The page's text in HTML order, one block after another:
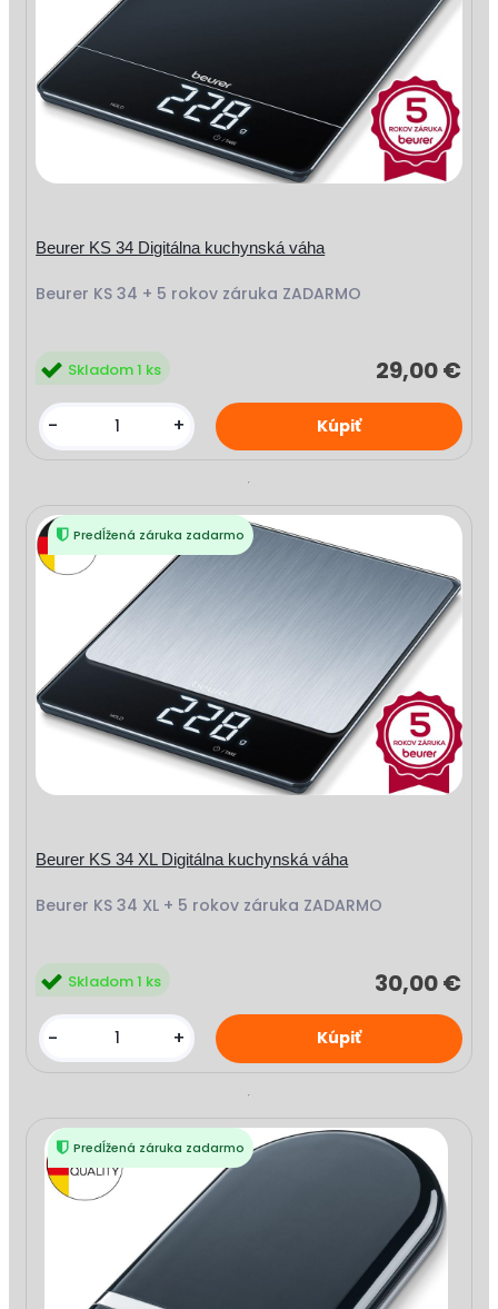
Beurer KS 34 Digitálna kuchynská váha
Beurer KS 34 + 5 rokov záruka ZADARMO
29,00 €
Skladom 1 ks
- +
Beurer KS 34 XL Digitálna kuchynská váha
Beurer KS 34 XL + 5 rokov záruka ZADARMO
30,00 €
Skladom 1 ks
- +
Predĺžená záruka zadarmo
Predĺžená záruka zadarmo